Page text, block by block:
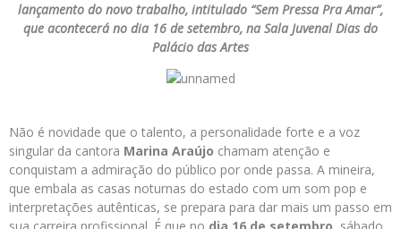
lançamento do novo trabalho, intitulado “Sem Pressa Pra Amar”,
que acontecerá no dia 16 de setembro, na Sala Juvenal Dias do
Palácio das Artes
Não é novidade que o talento, a personalidade forte e a voz
singular da cantora Marina Araújo chamam atenção e
conquistam a admiração do público por onde passa. A mineira,
que embala as casas noturnas do estado com um som pop e
interpretações autênticas, se prepara para dar mais um passo em